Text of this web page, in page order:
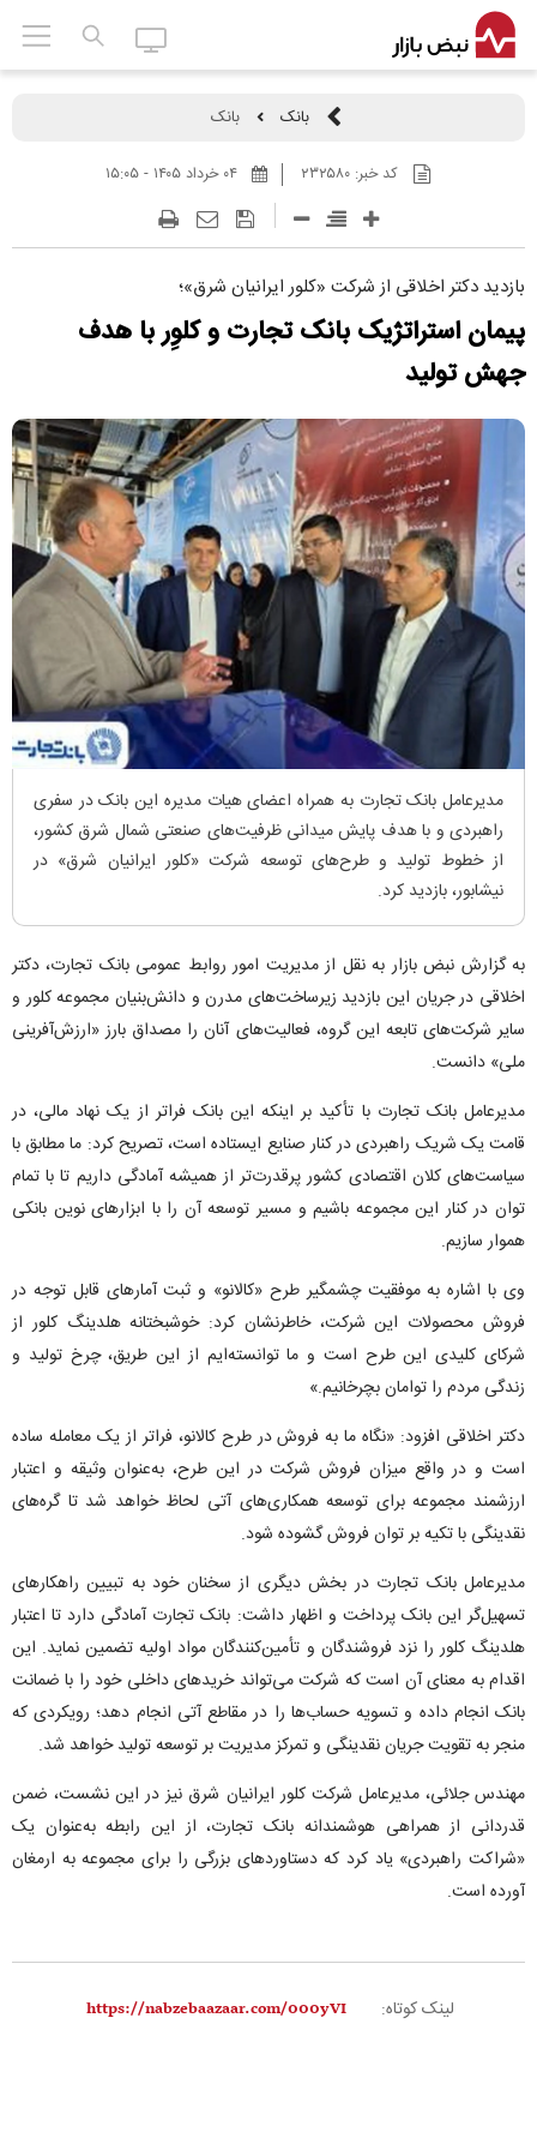
بانک بانک
کد خبر: ۲۳۲۵۸۰
بازدید دکتر اخلاقی از شرکت «کلور ایرانیان شرق»؛
پیمان استراتژیک بانک تجارت و کلوِر با هدف
جهش تولید
مدیرعامل بانک تجارت به همراه اعضای هیات مدیره این بانک در سفری
راهبردی و با هدف پایش میدانی ظرفیت‌های صنعتی شمال شرق کشور،
از خطوط تولید و طرح‌های توسعه شرکت «کلور ایرانیان شرق» در
نیشابور، بازدید کرد.
به گزارش نبض بازار به نقل از مدیریت امور روابط عمومی بانک تجارت، دکتر
اخلاقی در جریان این بازدید زیرساخت‌های مدرن و دانش‌بنیان مجموعه کلور و
سایر شرکت‌های تابعه این گروه، فعالیت‌های آنان را مصداق بارز «ارزش‌آفرینی
ملی» دانست.
مدیرعامل بانک تجارت با تأکید بر اینکه این بانک فراتر از یک نهاد مالی، در
قامت یک شریک راهبردی در کنار صنایع ایستاده است، تصریح کرد: ما مطابق با
سیاست‌های کلان اقتصادی کشور پرقدرت‌تر از همیشه آمادگی داریم تا با تمام
توان در کنار این مجموعه باشیم و مسیر توسعه آن را با ابزارهای نوین بانکی
هموار سازیم.
وی با اشاره به موفقیت چشمگیر طرح «کالانو» و ثبت آمارهای قابل توجه در
فروش محصولات این شرکت، خاطرنشان کرد: خوشبختانه هلدینگ کلور از
شرکای کلیدی این طرح است و ما توانسته‌ایم از این طریق، چرخ تولید و
زندگی مردم را توامان بچرخانیم.»
دکتر اخلاقی افزود: «نگاه ما به فروش در طرح کالانو، فراتر از یک معامله ساده
است و در واقع میزان فروش شرکت در این طرح، به‌عنوان وثیقه و اعتبار
ارزشمند مجموعه برای توسعه همکاری‌های آتی لحاظ خواهد شد تا گره‌های
نقدینگی با تکیه بر توان فروش گشوده شود.
مدیرعامل بانک تجارت در بخش دیگری از سخنان خود به تبیین راهکارهای
تسهیل‌گر این بانک پرداخت و اظهار داشت: بانک تجارت آمادگی دارد تا اعتبار
هلدینگ کلور را نزد فروشندگان و تأمین‌کنندگان مواد اولیه تضمین نماید. این
اقدام به معنای آن است که شرکت می‌تواند خریدهای داخلی خود را با ضمانت
بانک انجام داده و تسویه‌ حساب‌ها را در مقاطع آتی انجام دهد؛ رویکردی که
منجر به تقویت جریان نقدینگی و تمرکز مدیریت بر توسعه تولید خواهد شد.
مهندس جلائی، مدیرعامل شرکت کلور ایرانیان شرق نیز در این نشست، ضمن
قدردانی از همراهی هوشمندانه بانک تجارت، از این رابطه به‌عنوان یک
«شراکت راهبردی» یاد کرد که دستاوردهای بزرگی را برای مجموعه به ارمغان
آورده است.
لینک کوتاه: